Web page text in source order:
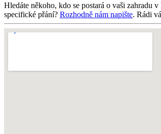
Hledáte někoho, kdo se postará o vaši zahradu v
specifické přání? Rozhodně nám napište. Rádi